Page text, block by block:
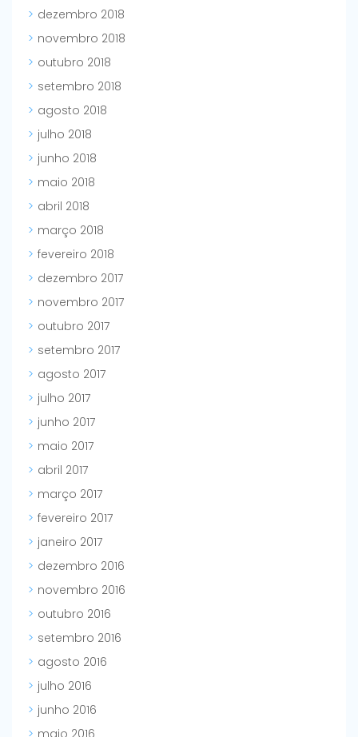
dezembro 2018
novembro 2018
outubro 2018
setembro 2018
agosto 2018
julho 2018
junho 2018
maio 2018
abril 2018
março 2018
fevereiro 2018
dezembro 2017
novembro 2017
outubro 2017
setembro 2017
agosto 2017
julho 2017
junho 2017
maio 2017
abril 2017
março 2017
fevereiro 2017
janeiro 2017
dezembro 2016
novembro 2016
outubro 2016
setembro 2016
agosto 2016
julho 2016
junho 2016